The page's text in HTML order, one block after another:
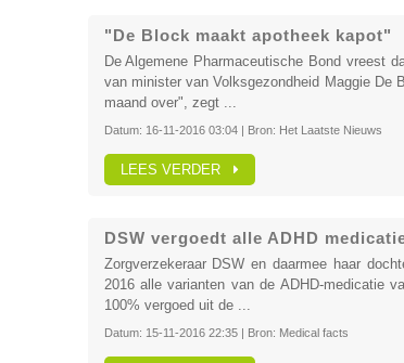
"De Block maakt apotheek kapot"
De Algemene Pharmaceutische Bond vreest
van minister van Volksgezondheid Maggie De
maand over", zegt ...
Datum: 16-11-2016 03:04| Bron: Het Laatste Nieuws
LEES VERDER
DSW vergoedt alle ADHD
Zorgverzekeraar DSW en daarmee haar
2016 alle varianten van de ADHD-medicatie
100% vergoed uit de ...
Datum: 15-11-2016 22:35| Bron: Medical facts